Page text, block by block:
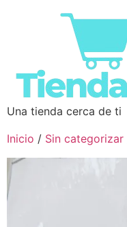
Una tienda cerca de ti
Inicio / Sin categorizar